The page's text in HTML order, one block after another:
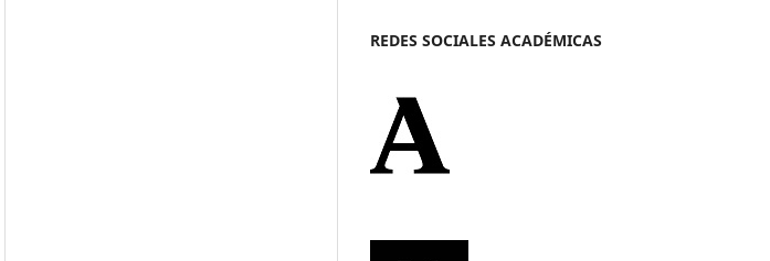
REDES SOCIALES ACADÉMICAS